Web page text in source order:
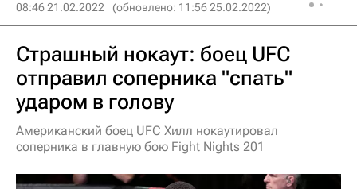
08:46 21.02.2022 (обновлено: 11:56 25.02.2022)
Страшный нокаут: боец UFC
отправил соперника "спать"
ударом в голову
Американский боец UFC Хилл нокаутировал
соперника в главную бою Fight Nights 201